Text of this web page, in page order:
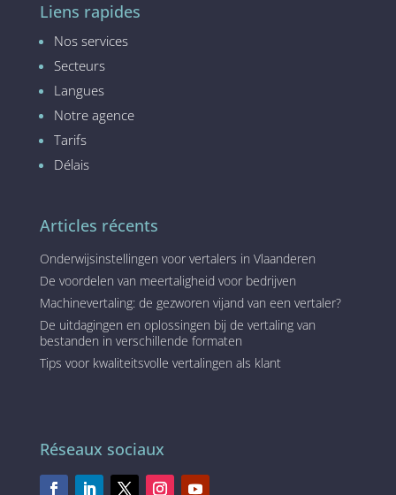
Liens rapides
Nos services
Secteurs
Langues
Notre agence
Tarifs
Délais
Articles récents
Onderwijsinstellingen voor vertalers in Vlaanderen
De voordelen van meertaligheid voor bedrijven
Machinevertaling: de gezworen vijand van een vertaler?
De uitdagingen en oplossingen bij de vertaling van
bestanden in verschillende formaten
Tips voor kwaliteitsvolle vertalingen als klant
Réseaux sociaux